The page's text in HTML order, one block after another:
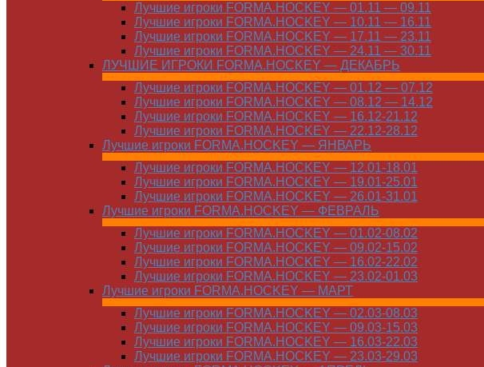
Лучшие игроки FORMA.HOCKEY — 01.11 — 09.11
Лучшие игроки FORMA.HOCKEY — 10.11 — 16.11
Лучшие игроки FORMA.HOCKEY — 17.11 — 23.11
Лучшие игроки FORMA.HOCKEY — 24.11 — 30.11
ЛУЧШИЕ ИГРОКИ FORMA.HOCKEY — ДЕКАБРЬ
Лучшие игроки FORMA.HOCKEY — 01.12 — 07.12
Лучшие игроки FORMA.HOCKEY — 08.12 — 14.12
Лучшие игроки FORMA.HOCKEY — 16.12-21.12
Лучшие игроки FORMA.HOCKEY — 22.12-28.12
Лучшие игроки FORMA.HOCKEY — ЯНВАРЬ
Лучшие игроки FORMA.HOCKEY — 12.01-18.01
Лучшие игроки FORMA.HOCKEY — 19.01-25.01
Лучшие игроки FORMA.HOCKEY — 26.01-31.01
Лучшие игроки FORMA.HOCKEY — ФЕВРАЛЬ
Лучшие игроки FORMA.HOCKEY — 01.02-08.02
Лучшие игроки FORMA.HOCKEY — 09.02-15.02
Лучшие игроки FORMA.HOCKEY — 16.02-22.02
Лучшие игроки FORMA.HOCKEY — 23.02-01.03
Лучшие игроки FORMA.HOCKEY — МАРТ
Лучшие игроки FORMA.HOCKEY — 02.03-08.03
Лучшие игроки FORMA.HOCKEY — 09.03-15.03
Лучшие игроки FORMA.HOCKEY — 16.03-22.03
Лучшие игроки FORMA.HOCKEY — 23.03-29.03